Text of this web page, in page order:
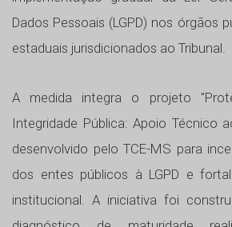
Dados Pessoais (LGPD) nos órgãos
estaduais jurisdicionados ao Tribunal.
A medida integra o projeto
Integridade Pública: Apoio Técnico
desenvolvido pelo TCE-MS para
dos entes públicos à LGPD e
institucional. A iniciativa foi